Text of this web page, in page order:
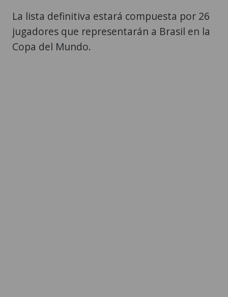
La lista definitiva estará compuesta por 26
jugadores que representarán a Brasil en la
Copa del Mundo.